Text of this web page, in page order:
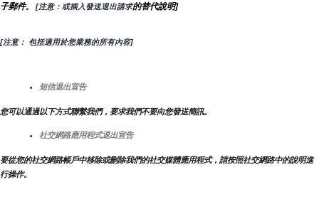
子郵件。 [注意：或插入發送退出請求的替代說明]
[注意： 包括適用於您業務的所有內容]
短信退出宣告
您可以通過以下方式聯繫我們，要求我們不要向您發送簡訊。
社交網路應用程式退出宣告
要從您的社交網路帳戶中移除或刪除我們的社交媒體應用程式，請按照社交網路中的說明進
行操作。